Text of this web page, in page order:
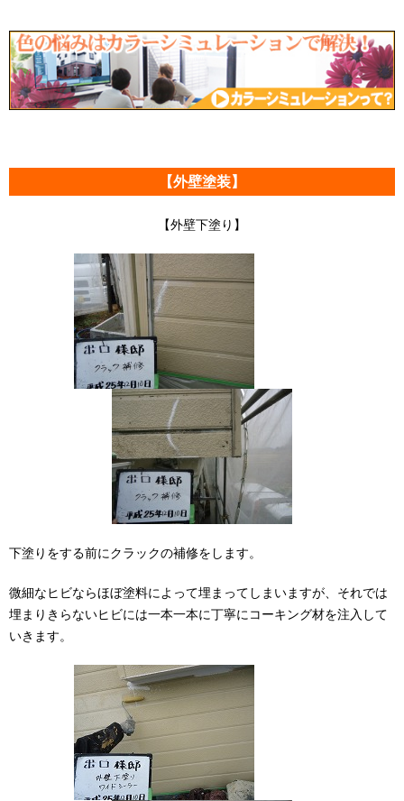
【外壁塗装】
【外壁下塗り】
下塗りをする前にクラックの補修をします。
微細なヒビならほぼ塗料によって埋まってしまいますが、それでは
埋まりきらないヒビには一本一本に丁寧にコーキング材を注入して
いきます。